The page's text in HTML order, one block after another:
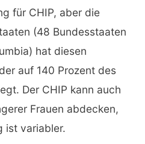
für CHIP, aber die
(48 Bundesstaaten
hat diesen
auf 140 Prozent des
Der CHIP kann auch
Frauen abdecken,
ist variabler.